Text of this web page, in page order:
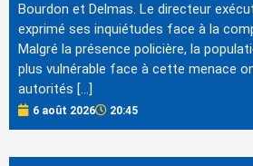
Bourdon et Delmas. Le directeur
exprimé ses inquiétudes face à la
Malgré la présence policière, la
plus vulnérable face à cette menace
autorités […]
6 août 2026 20:45